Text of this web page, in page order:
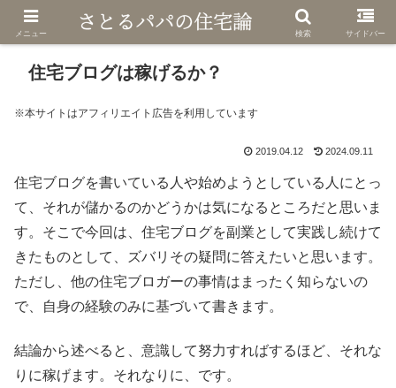
住宅ブログは稼げるか？
※本サイトはアフィリエイト広告を利用しています
2019.04.12 2024.09.11
住宅ブログを書いている人や始めようとしている人にとっ
て、それが儲かるのかどうかは気になるところだと思いま
す。そこで今回は、住宅ブログを副業として実践し続けて
きたものとして、ズバリその疑問に答えたいと思います。
ただし、他の住宅ブロガーの事情はまったく知らないの
で、自身の経験のみに基づいて書きます。
結論から述べると、意識して努力すればするほど、それな
りに稼げます。それなりに、です。
メニュー 検索 サイドバー